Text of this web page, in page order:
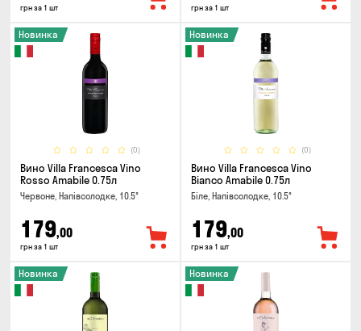
грн за 1 шт грн за 1 шт
(0)
Новинка
Вино Villa Francesca Vino
Rosso Amabile 0.75л
Червоне, Напівсолодке, 10.5°
179,00
грн за 1 шт
(0)
Новинка
Вино Villa Francesca Vino
Bianco Amabile 0.75л
Біле, Напівсолодке, 10.5°
179,00
грн за 1 шт
Новинка Новинка